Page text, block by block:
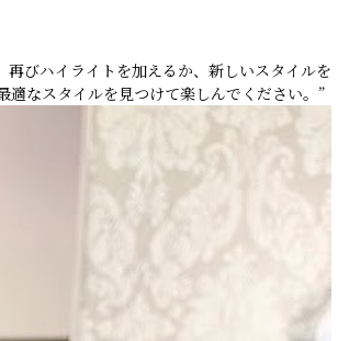
びハイライトを加えるか、新しいスタイルを
なスタイルを見つけて楽しんでください。”